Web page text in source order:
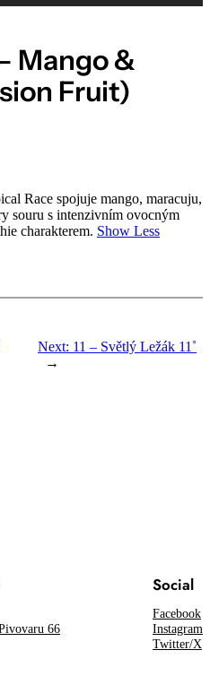
Mango &
Fruit)
Race spojuje mango, maracuju,
souru s intenzivním ovocným
charakterem. Show Less
Next: 11 – Světlý Ležák 11˚
→
66
Social
Facebook
Instagram
Twitter/X